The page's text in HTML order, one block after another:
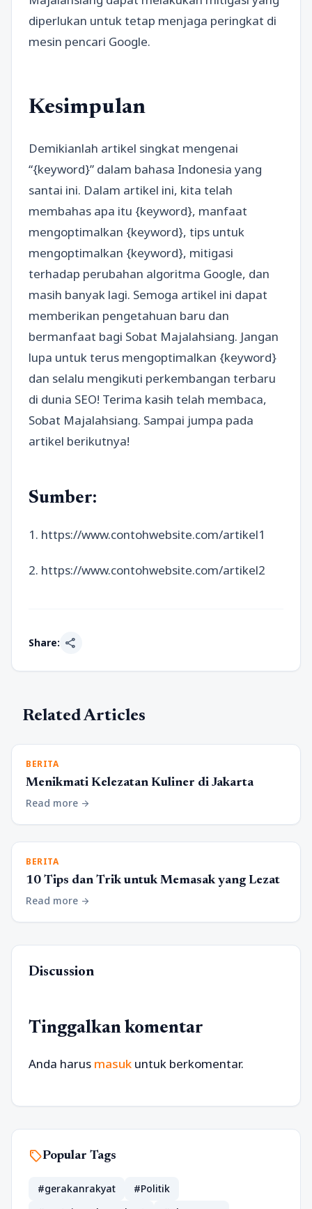
diperlukan untuk tetap menjaga peringkat di
mesin pencari Google.
Kesimpulan
Demikianlah artikel singkat mengenai
“{keyword}” dalam bahasa Indonesia yang
santai ini. Dalam artikel ini, kita telah
membahas apa itu {keyword}, manfaat
mengoptimalkan {keyword}, tips untuk
mengoptimalkan {keyword}, mitigasi
terhadap perubahan algoritma Google, dan
masih banyak lagi. Semoga artikel ini dapat
memberikan pengetahuan baru dan
bermanfaat bagi Sobat Majalahsiang. Jangan
lupa untuk terus mengoptimalkan {keyword}
dan selalu mengikuti perkembangan terbaru
di dunia SEO! Terima kasih telah membaca,
Sobat Majalahsiang. Sampai jumpa pada
artikel berikutnya!
Sumber:
1. https://www.contohwebsite.com/artikel1
2. https://www.contohwebsite.com/artikel2
Share: share
Related Articles
BERITA
Menikmati Kelezatan Kuliner di Jakarta
Read more arrow_forward
BERITA
10 Tips dan Trik untuk Memasak yang Lezat
Read more arrow_forward
Discussion
Tinggalkan komentar
Anda harus masuk untuk berkomentar.
sellPopular Tags
#gerakanrakyat
#Politik